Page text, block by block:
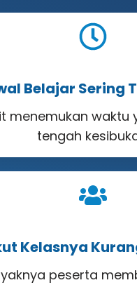
Belajar Sering
menemukan waktu
tengah
Kelasnya
peserta